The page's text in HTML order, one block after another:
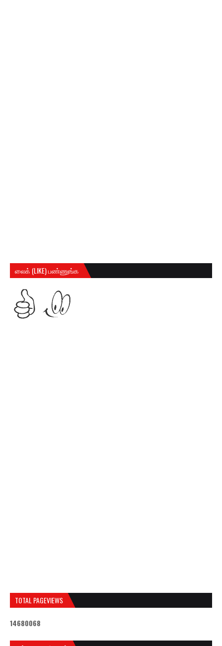
லைக் (LIKE) பண்ணுங்க
TOTAL PAGEVIEWS
14680068